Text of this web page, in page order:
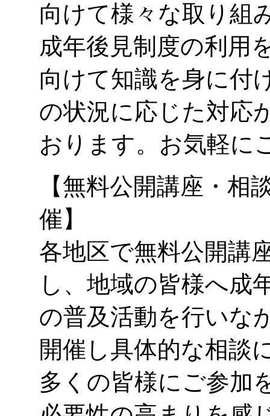
向けて様々な取り組
成年後見制度の利用
向けて知識を身に付
の状況に応じた対応
おります。お気軽に
【無料公開講座・相
催】
各地区で無料公開講
し、地域の皆様へ成
の普及活動を行いな
開催し具体的な相談
多くの皆様にご参加